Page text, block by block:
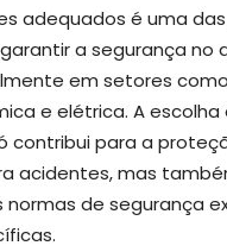
adequados é uma
a segurança no
em setores
e elétrica. A
contribui para a
acidentes, mas
de segurança